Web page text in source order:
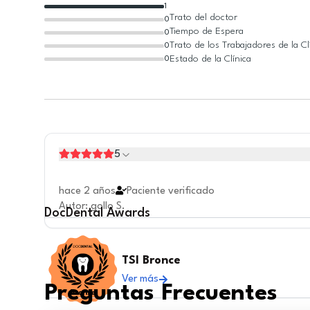
0
0
0
0
1
Trato del doctor
Tiempo de Espera
Trato de los Trabajadores de la
Estado de la Clínica
5
hace 2 años
Paciente verificado
Autor:gollo S.
DocDentalAwards
TSI Bronce
Ver más
Preguntas Frecuentes